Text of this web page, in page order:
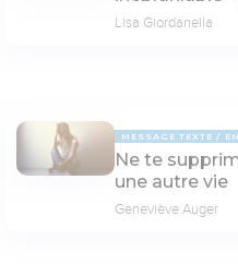
Lisa Giordanella
MESSAGE TEXTE
Ne te
une autre vie
Geneviève Auger